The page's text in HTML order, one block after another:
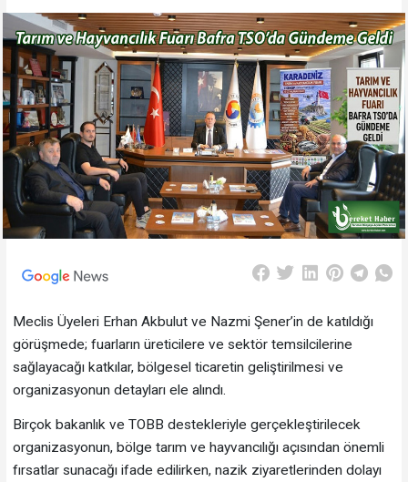
Meclis Üyeleri Erhan Akbulut ve Nazmi Şener’in de katıldığı
görüşmede; fuarların üreticilere ve sektör temsilcilerine
sağlayacağı katkılar, bölgesel ticaretin geliştirilmesi ve
organizasyonun detayları ele alındı.
Birçok bakanlık ve TOBB destekleriyle gerçekleştirilecek
organizasyonun, bölge tarım ve hayvancılığı açısından önemli
fırsatlar sunacağı ifade edilirken, nazik ziyaretlerinden dolayı